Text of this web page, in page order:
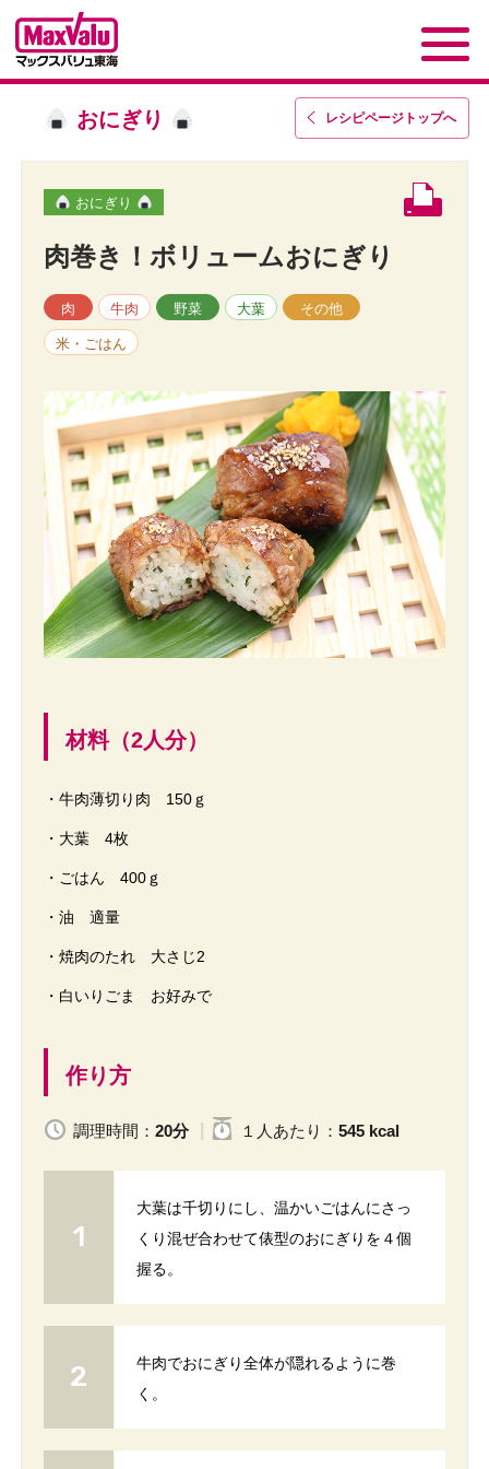
レシピページトップへ
おにぎり
おにぎり
肉巻き！ボリュームおにぎり
肉 牛肉 野菜 大葉 その他
米・ごはん
材料（2人分）
・牛肉薄切り肉 150ｇ
・大葉 4枚
・ごはん 400ｇ
・油 適量
・焼肉のたれ 大さじ2
・白いりごま お好みで
作り方
調理時間： 20分 １人 あたり ： 545 kcal
大葉は千切りにし、温かいごはんにさっ
くり混ぜ合わせて俵型のおにぎりを４個
握る。
牛肉でおにぎり全体が隠れるように巻
く。